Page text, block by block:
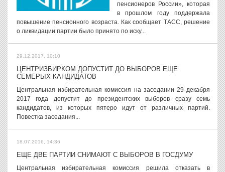
пенсионеров России», которая
в прошлом году поддержала
повышение пенсионного возраста. Как сообщает ТАСС, решение
о ликвидации партии было принято по иску...
29.12.2017, 10:10
ЦЕНТРИЗБИРКОМ ДОПУСТИТ ДО ВЫБОРОВ ЕЩЕ
СЕМЕРЫХ КАНДИДАТОВ
Центральная избирательная комиссия на заседании 29 декабря
2017 года допустит до президентских выборов сразу семь
кандидатов, из которых пятеро идут от различных партий.
Повестка заседания...
18.07.2016, 14:36
ЕЩЕ ДВЕ ПАРТИИ СНИМАЮТ С ВЫБОРОВ В ГОСДУМУ
Центральная избирательная комиссия решила отказать в